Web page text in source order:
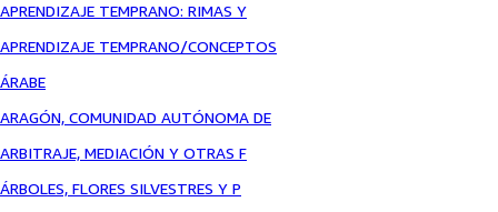
APRENDIZAJE TEMPRANO: RIMAS Y
APRENDIZAJE TEMPRANO/CONCEPTOS
ÁRABE
ARAGÓN, COMUNIDAD AUTÓNOMA DE
ARBITRAJE, MEDIACIÓN Y OTRAS F
ÁRBOLES, FLORES SILVESTRES Y P